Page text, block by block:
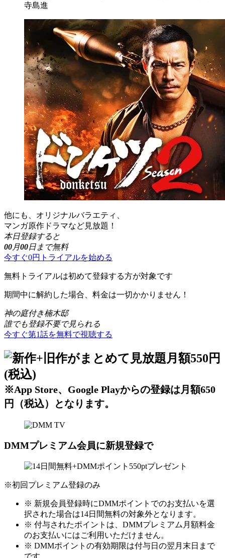
寺島進
他にも、オリジナルバラエティ、
マンガ原作ドラマなど見放題！
本日登録すると
00月00日まで無料
今すぐ0円トライアルを始める
無料トライアルは初めて登録する方が対象です
期間中に解約した場合、料金は一切かかりません！
神の庭付き楠木邸
誰でも登録不要で見られる
今すぐ第1話を無料で視聴する
※App Store、Google Playからの登録は月額650
円（税込）となります。
DMMプレミアム会員に新規登録で
※初回プレミアム登録のみ
※ 新規会員登録時にDMMポイントでのお支払いを選
択された場合は14日間無料の対象外となります。
※ 付与されたポイントは、DMMプレミアム月額料金
のお支払いにはご利用いただけません。
※ DMMポイントの有効期限は付与日の翌月末日まで